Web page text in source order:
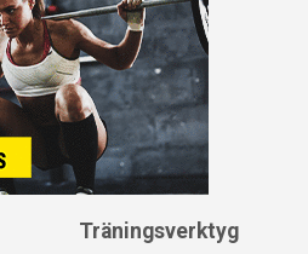
Träningsverktyg